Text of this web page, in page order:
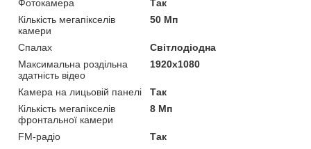
Фотокамера
Так
Кількість мегапікселів
камери
50 Мп
Спалах
Світлодіодна
Максимальна роздільна
здатність відео
1920x1080
Камера на лицьовій панелі
Так
Кількість мегапікселів
фронтальної камери
8 Мп
FM-радіо
Так